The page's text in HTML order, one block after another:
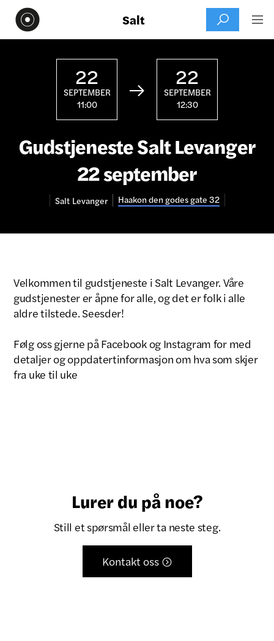
Salt  
22
SEPTEMBER
11:00

22
SEPTEMBER
12:30
Gudstjeneste Salt Levanger
22 september
Salt Levanger Haakon den godes gate 32
Velkommen til gudstjeneste i Salt Levanger. Våre
gudstjenester er åpne for alle, og det er folk i alle
aldre tilstede. Seesder!
Følg oss gjerne på Facebook og Instagram for med
detaljer og oppdatertinformasjon om hva som skjer
fra uke til uke
Lurer du på noe?
Still et spørsmål eller ta neste steg.
Kontakt oss 